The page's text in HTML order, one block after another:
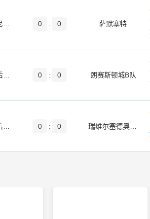
0 : 0 萨默塞特
0 : 0 朗赛斯顿城B队
0 : 0